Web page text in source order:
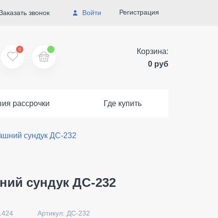
звонок Войти Регистрация
0
Корзина:
0 руб
рассрочки Где купить
сундук ДС-232
сундук ДС-232
Артикул: ДС-232